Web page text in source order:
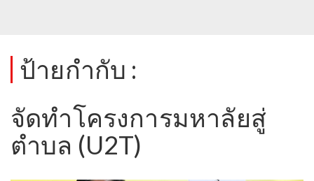
ป้ายกำกับ :
จัดทำโครงการมหาลัยสู่
ตำบล (U2T)